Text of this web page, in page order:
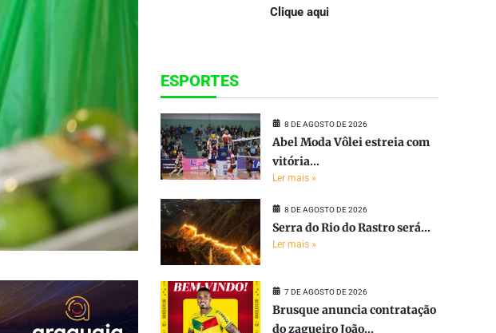
Clique aqui
ESPORTES
8 DE AGOSTO DE 2026
Abel Moda Vôlei estreia com
vitória...
Ler mais »
8 DE AGOSTO DE 2026
Serra do Rio do Rastro será...
Ler mais »
7 DE AGOSTO DE 2026
Brusque anuncia contratação
do zagueiro João...